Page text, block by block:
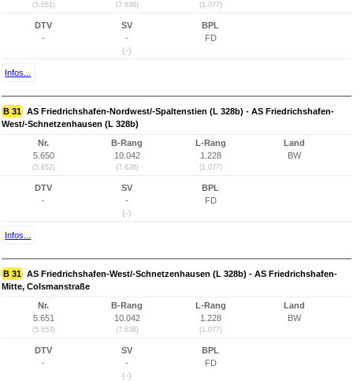
(5.651) (7.638) (1.077)
DTV
-
SV
-
(-)
BPL
FD
Infos...
B 31 AS Friedrichshafen-Nordwest/-Spaltenstien (L 328b) - AS Friedrichshafen-
West/-Schnetzenhausen (L 328b)
Nr.
5.650
(5.652)
B-Rang
10.042
(7.638)
L-Rang
1.228
(1.077)
Land
BW
DTV
-
SV
-
(-)
BPL
FD
Infos...
B 31 AS Friedrichshafen-West/-Schnetzenhausen (L 328b) - AS Friedrichshafen-
Mitte, Colsmanstraße
Nr.
5.651
(5.653)
B-Rang
10.042
(7.638)
L-Rang
1.228
(1.077)
Land
BW
DTV
-
SV
-
(-)
BPL
FD